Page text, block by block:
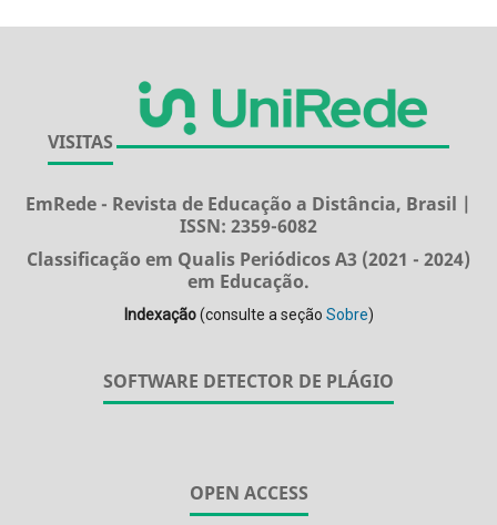
VISITAS
EmRede - Revista de Educação a Distância, Brasil |
ISSN: 2359-6082
Classificação em Qualis Periódicos A3 (2021 - 2024)
em Educação.
Indexação(consulte a seção Sobre)
SOFTWARE DETECTOR DE PLÁGIO
OPEN ACCESS